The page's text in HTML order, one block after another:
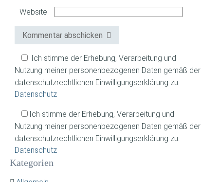
Website
Kommentar abschicken
Ich stimme der Erhebung, Verarbeitung und
Nutzung meiner personenbezogenen Daten gemäß der
datenschutzrechtlichen Einwilligungserklärung zu.
Datenschutz
Ich stimme der Erhebung, Verarbeitung und
Nutzung meiner personenbezogenen Daten gemäß der
datenschutzrechtlichen Einwilligungserklärung zu.
Datenschutz
Kategorien